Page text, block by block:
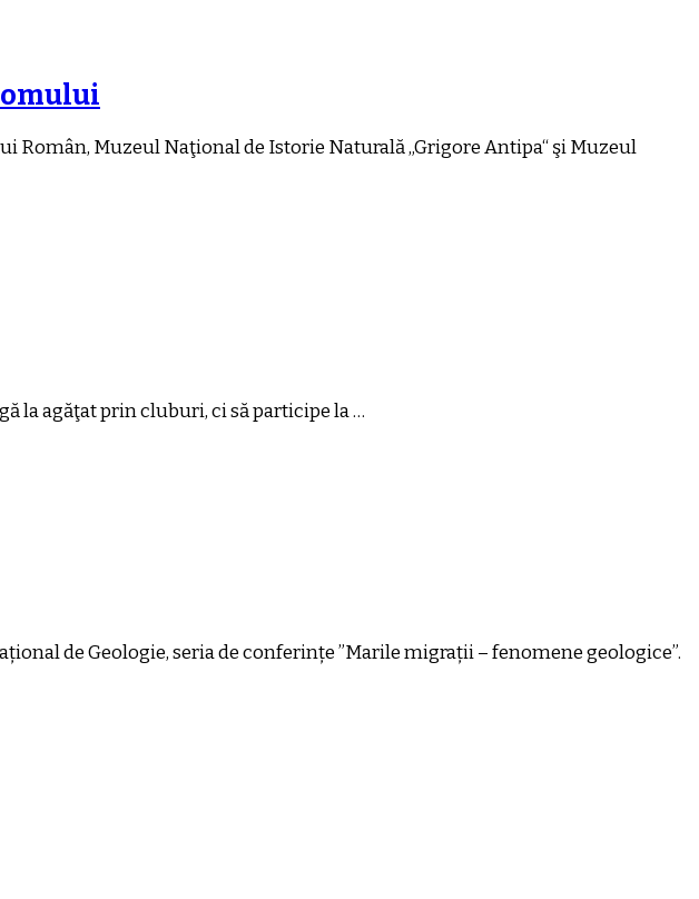
Muzeul Naţional de Istorie Naturală „Grigore Antipa“ şi Muzeul
la agăţat prin cluburi, ci să participe la …
de Geologie, seria de conferințe ”Marile migrații – fenomene geologice”.